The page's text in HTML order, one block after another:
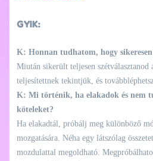
GYIK:
K: Honnan tudhatom, hogy
Miután sikerült teljesen szétválasztanod
teljesítettnek tekintjük, és
K: Mi történik, ha elakadok és nem
köteleket?
Ha elakadtál, próbálj meg különböző
mozgatására. Néha egy látszólag
mozdulattal megoldható.